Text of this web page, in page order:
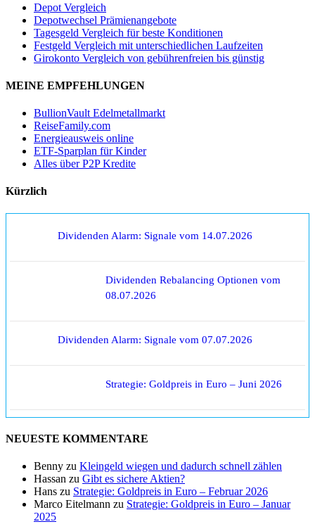
Depot Vergleich
Depotwechsel Prämienangebote
Tagesgeld Vergleich für beste Konditionen
Festgeld Vergleich mit unterschiedlichen Laufzeiten
Girokonto Vergleich von gebührenfreien bis günstig
MEINE EMPFEHLUNGEN
BullionVault Edelmetallmarkt
ReiseFamily.com
Energieausweis online
ETF-Sparplan für Kinder
Alles über P2P Kredite
Kürzlich
Dividenden Alarm: Signale vom 14.07.2026
Dividenden Rebalancing Optionen vom
08.07.2026
Dividenden Alarm: Signale vom 07.07.2026
Strategie: Goldpreis in Euro – Juni 2026
NEUESTE KOMMENTARE
Benny zu Kleingeld wiegen und dadurch schnell zählen
Hassan zu Gibt es sichere Aktien?
Hans zu Strategie: Goldpreis in Euro – Februar 2026
Marco Eitelmann zu Strategie: Goldpreis in Euro – Januar
2025